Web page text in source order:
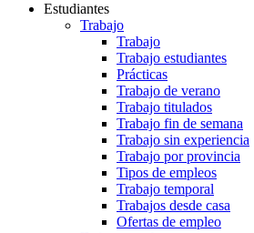
Estudiantes
Trabajo
Trabajo
Trabajo estudiantes
Prácticas
Trabajo de verano
Trabajo titulados
Trabajo fin de semana
Trabajo sin experiencia
Trabajo por provincia
Tipos de empleos
Trabajo temporal
Trabajos desde casa
Ofertas de empleo